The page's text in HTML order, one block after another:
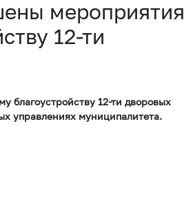
мероприятия
12-ти
благоустройству 12-ти дворовых
управлениях муниципалитета.